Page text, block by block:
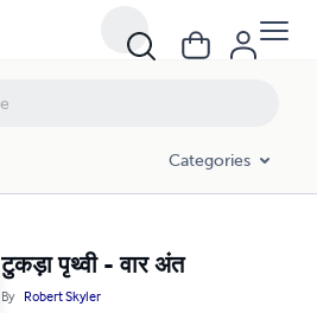
Categories
टुकड़ा पृथ्वी - वार अंत
By Robert Skyler